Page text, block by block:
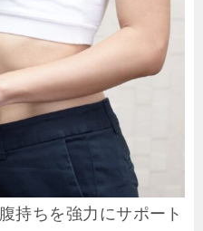
持ちを強力にサポート